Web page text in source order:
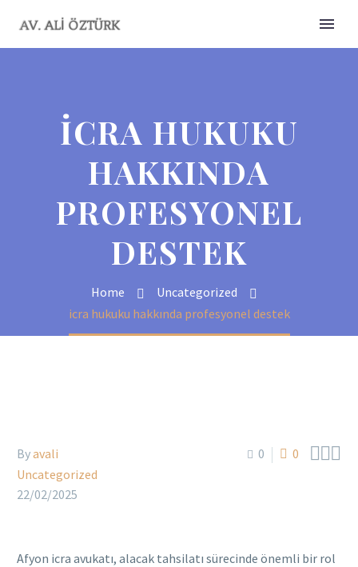
ICRA HUKUKU
HAKKINDA
PROFESYONEL
DESTEK
Home
Uncategorized
icra hukuku hakkında profesyonel destek
0 0 
Byavali
Uncategorized
22/02/2025
Afyon icra avukatı, alacak tahsilatı sürecinde önemli bir rol